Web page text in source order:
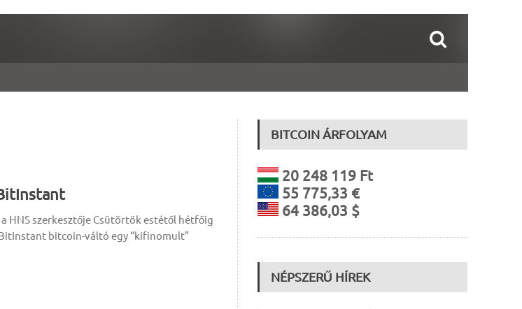
a HNS szerkesztője Csütörtök estétől hétfőig
bitcoin-váltó egy “kifinomult”
BITCOIN ÁRFOLYAM
20 248 119 Ft
55 775,33 €
64 386,03 $
NÉPSZERŰ HÍREK